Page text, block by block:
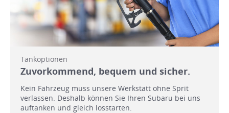
Tankoptionen
Zuvorkommend, bequem und sicher.
Kein Fahrzeug muss unsere Werkstatt ohne Sprit
verlassen. Deshalb können Sie Ihren Subaru bei uns
auftanken und gleich losstarten.